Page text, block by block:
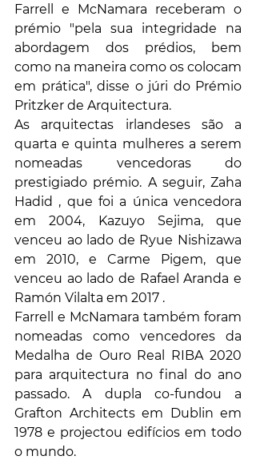
Farrell e McNamara receberam o
prémio "pela sua integridade na
abordagem dos prédios, bem
como na maneira como os colocam
em prática", disse o júri do Prémio
Pritzker de Arquitectura.
As arquitectas irlandeses são a
quarta e quinta mulheres a serem
nomeadas vencedoras do
prestigiado prémio. A seguir, Zaha
Hadid , que foi a única vencedora
em 2004, Kazuyo Sejima, que
venceu ao lado de Ryue Nishizawa
em 2010, e Carme Pigem, que
venceu ao lado de Rafael Aranda e
Ramón Vilalta em 2017 .
Farrell e McNamara também foram
nomeadas como vencedores da
Medalha de Ouro Real RIBA 2020
para arquitectura no final do ano
passado. A dupla co-fundou a
Grafton Architects em Dublin em
1978 e projectou edifícios em todo
o mundo.